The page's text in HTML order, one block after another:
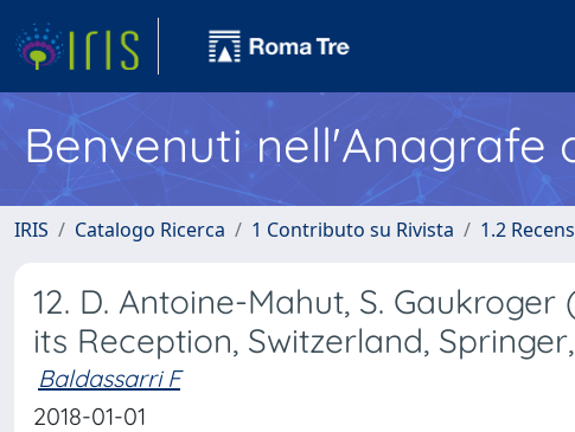
Benvenuti nell'Anagrafe
IRIS Catalogo Ricerca 1 Contributo su Rivista 1.2
12. D. Antoine-Mahut, S.
its Reception, Switzerland,
Baldassarri F
2018-01-01